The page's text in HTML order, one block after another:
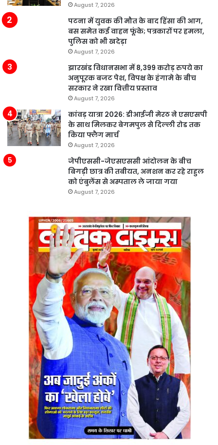
August 7, 2026
पटना में युवक की मौत के बाद हिंसा की आग,
बस समेत कई वाहन फूंके; पत्रकारों पर हमला,
पुलिस को भी खदेड़ा
August 7, 2026
झारखंड विधानसभा में 8,399 करोड़ रुपये का
अनुपूरक बजट पेश, विपक्ष के हंगामे के बीच
सरकार ने रखा वित्तीय प्रस्ताव
August 7, 2026
कांवड़ यात्रा 2026: डीआईजी मेरठ ने एसएसपी
के साथ मिलकर बेगमपुल से दिल्ली रोड तक
किया फ्लैग मार्च
August 7, 2026
जेपीएससी-जेएसएससी आंदोलन के बीच
बिगड़ी छात्र की तबीयत, अनशन कर रहे राहुल
को एंबुलेंस से अस्पताल ले जाया गया
August 7, 2026